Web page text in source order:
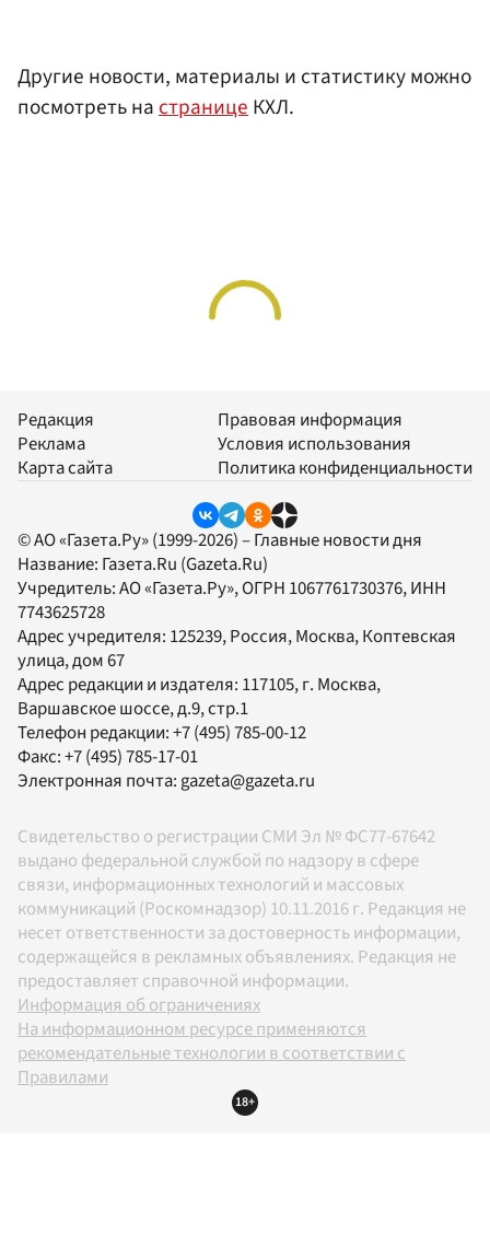
Другие новости, материалы и статистику можно
посмотреть настраницеКХЛ.
Редакция
Реклама
Карта сайта
Правовая информация
Условия использования
Политика конфиденциальности
© АО «Газета.Ру» (1999-2026) – Главные новости дня
Название: Газета.Ru (Gazeta.Ru)
Учредитель:АО «Газета.Ру», ОГРН 1067761730376, ИНН
7743625728
Адрес учредителя: 125239, Россия, Москва, Коптевская
улица, дом 67
Адрес редакции и издателя: 117105, г. Москва,
Варшавское шоссе, д.9, стр.1
Телефон редакции:+7 (495) 785-00-12
Факс:+7 (495) 785-17-01
Электронная почта:gazeta@gazeta.ru
Свидетельство о регистрации СМИ Эл № ФС77-67642
выдано федеральной службой по надзору в сфере
связи, информационных технологий и массовых
коммуникаций (Роскомнадзор) 10.11.2016 г. Редакция не
несет ответственности за достоверность информации,
содержащейся в рекламных объявлениях. Редакция не
предоставляет справочной информации.
Информация об ограничениях
На информационном ресурсе применяются
рекомендательные технологии в соответствии с
Правилами
18+